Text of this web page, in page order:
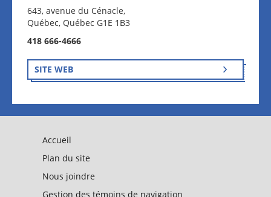
643, avenue du Cénacle,
Québec, Québec G1E 1B3
418 666-4666
SITE WEB
Accueil
Plan du site
Nous joindre
Gestion des témoins de navigation